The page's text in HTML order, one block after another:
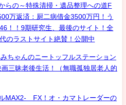
らの～特殊清掃・遺品整理への道F
万返済：厨二病借金3500万円！う
！！9期研究生、最後のサイト！全
のラストサイト絶賛！公開中
ちゃんのニートッフルステーション
三昧老後生活！（無職孤独居老人的
MAX2- FX！オ・カマトレーダーの